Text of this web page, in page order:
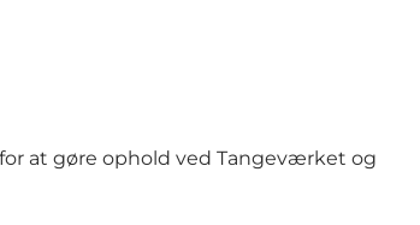
at gøre ophold ved Tangeværket og